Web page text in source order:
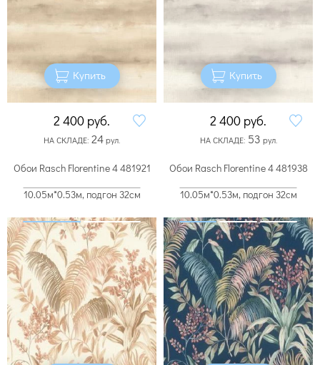
Купить
2 400 руб.
НА СКЛАДЕ: 24рул.
Купить
2 400 руб.
НА СКЛАДЕ: 53 рул.
Обои Rasch Florentine 4 481921
10.05м*0.53м, подгон 32см
Обои Rasch Florentine 4 481938
10.05м*0.53м, подгон 32см